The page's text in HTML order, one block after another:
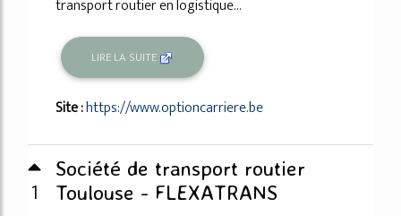
transport routier en logistique...
LIRE LA SUITE
Site :https://www.optioncarriere.be
1
Société de transport routier
Toulouse - FLEXATRANS